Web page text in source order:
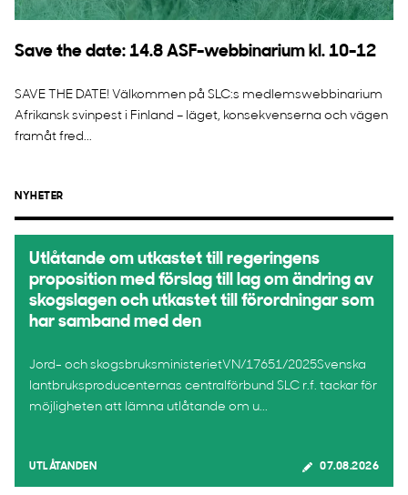
Save the date: 14.8 ASF-webbinarium kl. 10-12
SAVE THE DATE! Välkommen på SLC:s medlemswebbinarium
Afrikansk svinpest i Finland – läget, konsekvenserna och vägen
framåt fred...
NYHETER
Utlåtande om utkastet till regeringens
proposition med förslag till lag om ändring av
skogslagen och utkastet till förordningar som
har samband med den
Jord- och skogsbruksministerietVN/17651/2025Svenska
lantbruksproducenternas centralförbund SLC r.f. tackar för
möjligheten att lämna utlåtande om u...
UTLÅTANDEN 07.08.2026